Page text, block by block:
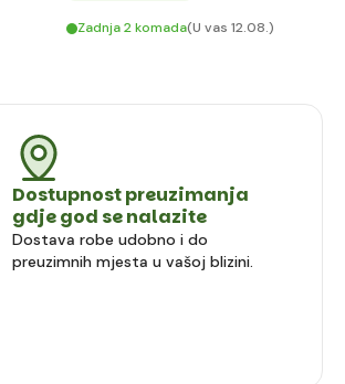
Zadnja 2 komada(U vas 12.08.)
Dostupnost preuzimanja
gdje god se nalazite
Dostava robe udobno i do
preuzimnih mjesta u vašoj blizini.